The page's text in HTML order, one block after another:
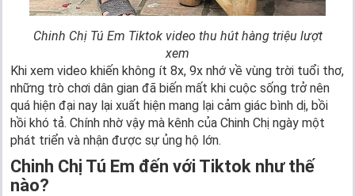
Chinh Chị Tú Em Tiktok video thu hút hàng triệu lượt
xem
Khi xem video khiến không ít 8x, 9x nhớ về vùng trời tuổi thơ,
những trò chơi dân gian đã biến mất khi cuộc sống trở nên
quá hiện đại nay lại xuất hiện mang lại cảm giác bình dị, bồi
hồi khó tả. Chính nhờ vậy mà kênh của Chinh Chị ngày một
phát triển và nhận được sự ủng hộ lớn.
Chinh Chị Tú Em đến với Tiktok như thế
nào?